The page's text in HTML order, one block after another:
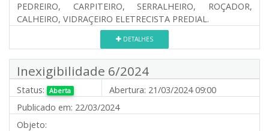
PEDREIRO, CARPITEIRO, SERRALHEIRO, ROÇADOR,
CALHEIRO, VIDRAÇEIRO ELETRECISTA PREDIAL.
DETALHES
Inexigibilidade 6/2024
Status: Aberta Abertura: 21/03/2024 09:00
Publicado em: 22/03/2024
Objeto: